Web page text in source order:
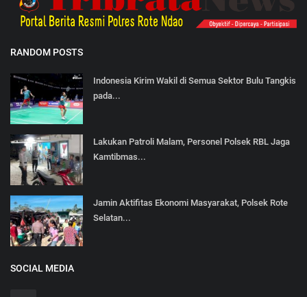
RANDOM POSTS
Indonesia Kirim Wakil di Semua Sektor Bulu Tangkis
pada...
Lakukan Patroli Malam, Personel Polsek RBL Jaga
Kamtibmas...
Jamin Aktifitas Ekonomi Masyarakat, Polsek Rote
Selatan...
SOCIAL MEDIA